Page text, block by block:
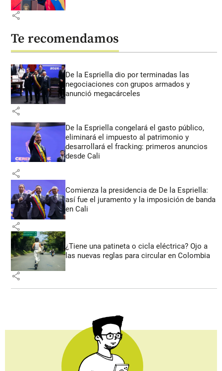
share
Te recomendamos
De la Espriella dio por terminadas las
negociaciones con grupos armados y
anunció megacárceles
share
De la Espriella congelará el gasto público,
eliminará el impuesto al patrimonio y
desarrollará el fracking: primeros anuncios
desde Cali
share
Comienza la presidencia de De la Espriella:
así fue el juramento y la imposición de banda
en Cali
share
¿Tiene una patineta o cicla eléctrica? Ojo a
las nuevas reglas para circular en Colombia
share